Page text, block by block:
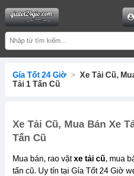
Gía Tốt 24 Giờ > Xe Tải Cũ,
Tải 1 Tấn Cũ
Xe Tải Cũ, Mua Bán Xe
Tấn Cũ
Mua bán, rao vặtxe tải cũ, mua
tấn cũ. Uy tín tại Gía Tốt 24 Giờ